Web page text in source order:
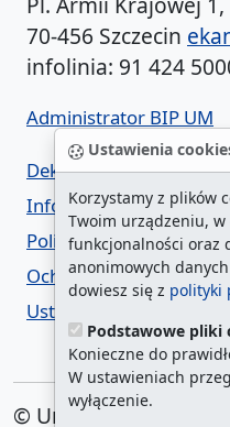
Ustawienia
Korzystamy z plików
Twoim urządzeniu,
funkcjonalności oraz
anonimowych
dowiesz się z polityki
Podstawowe pliki
Konieczne do
W ustawieniach
wyłączenie.
70-456 Szczecin
infolinia: 91 424
Administrator BIP UM
Deklaracja dostępności
Informacja o urzędzie w
Polityka prywatności
Ochrona danych
Ustawienia cookies
© Urząd Miasta